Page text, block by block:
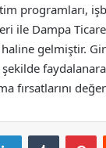
programları,
ile Dampa
gelmiştir.
fırsatlarını
LinkedInTumblr